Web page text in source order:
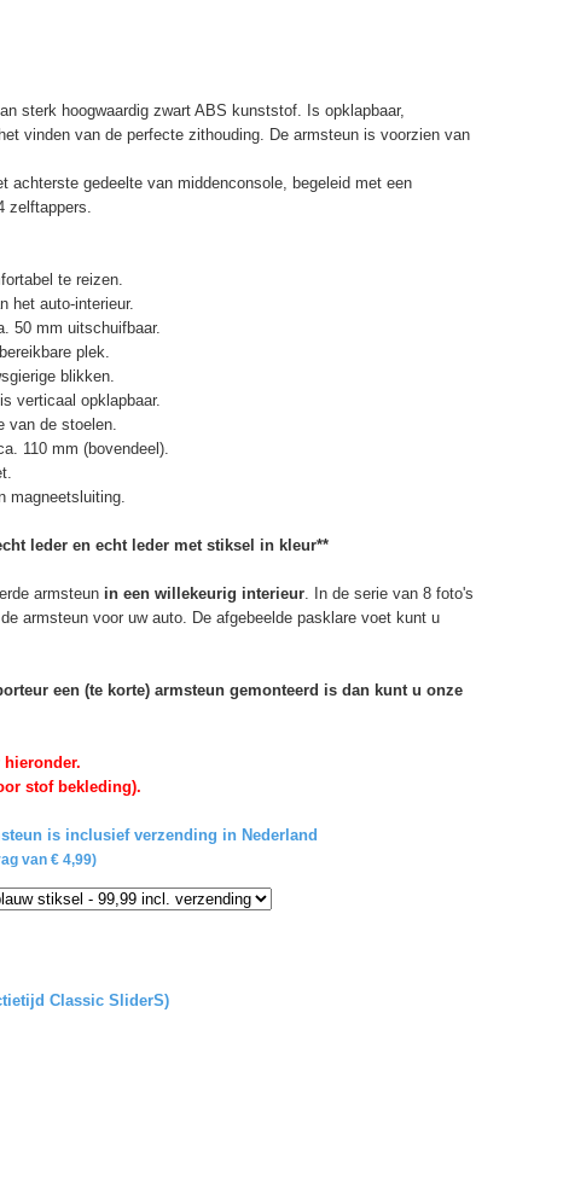
sterk hoogwaardig zwart ABS kunststof. Is opklapbaar,
vinden van de perfecte zithouding. De armsteun is voorzien van
achterste gedeelte van middenconsole, begeleid met een
zelftappers.
te reizen.
het auto-interieur.
50 mm uitschuifbaar.
plek.
blikken.
verticaal opklapbaar.
van de stoelen.
110 mm (bovendeel).
magneetsluiting.
leder en echt leder met stiksel in kleur**
armsteun in een willekeurig interieur. In de serie van 8 foto's
armsteun voor uw auto. De afgebeelde pasklare voet kunt u
een (te korte) armsteun gemonteerd is dan kunt u onze
hieronder.
stof bekleding).
is inclusief verzending in Nederland
van € 4,99)
Classic SliderS)